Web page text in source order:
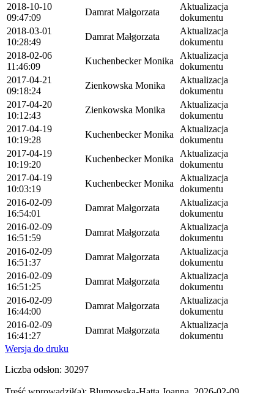
2018-10-10
09:47:09
Damrat Małgorzata
Aktualizacja
dokumentu
2018-03-01
10:28:49
Damrat Małgorzata
Aktualizacja
dokumentu
2018-02-06
11:46:09
Kuchenbecker Monika
Aktualizacja
dokumentu
2017-04-21
09:18:24
Zienkowska Monika
Aktualizacja
dokumentu
2017-04-20
10:12:43
Zienkowska Monika
Aktualizacja
dokumentu
2017-04-19
10:19:28
Kuchenbecker Monika
Aktualizacja
dokumentu
2017-04-19
10:19:20
Kuchenbecker Monika
Aktualizacja
dokumentu
2017-04-19
10:03:19
Kuchenbecker Monika
Aktualizacja
dokumentu
2016-02-09
16:54:01
Damrat Małgorzata
Aktualizacja
dokumentu
2016-02-09
16:51:59
Damrat Małgorzata
Aktualizacja
dokumentu
2016-02-09
16:51:37
Damrat Małgorzata
Aktualizacja
dokumentu
2016-02-09
16:51:25
Damrat Małgorzata
Aktualizacja
dokumentu
2016-02-09
16:44:00
Damrat Małgorzata
Aktualizacja
dokumentu
2016-02-09
16:41:27
Damrat Małgorzata
Aktualizacja
dokumentu
Wersja do druku
Liczba odsłon: 30297